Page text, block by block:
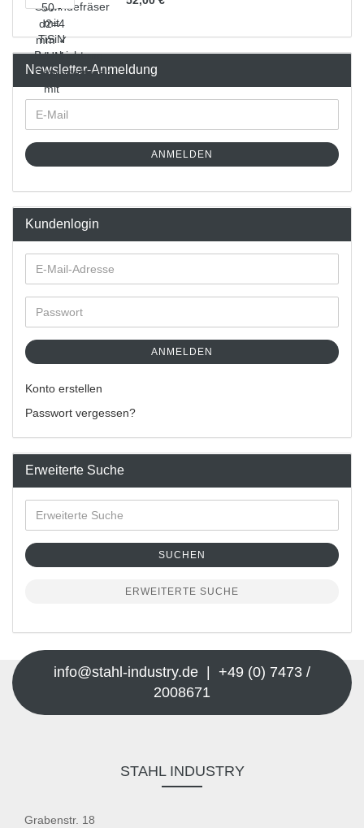
Newsletter-Anmeldung
ANMELDEN
Kundenlogin
ANMELDEN
Konto erstellen
Passwort vergessen?
Erweiterte Suche
SUCHEN
ERWEITERTE SUCHE
info@stahl-industry.de | +49 (0) 7473 /
2008671
STAHL INDUSTRY
Grabenstr. 18